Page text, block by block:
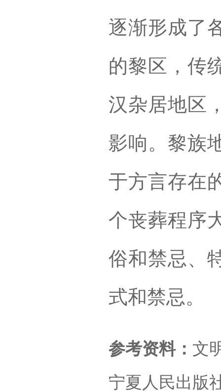
逐渐形成了
的黎区，传
汉杂居地区
影响。黎族
于方言存在
个丧葬程序
俗和禁忌、
式和禁忌。
参考资料： 文
宁夏人民出版